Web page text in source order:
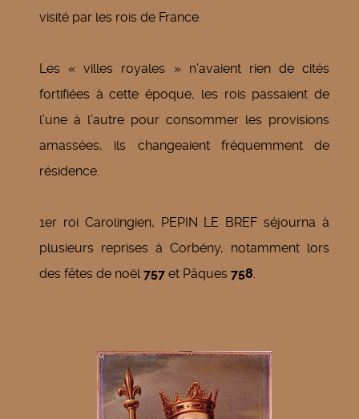
visité par les rois de France.
Les « villes royales » n’avaient rien de cités
fortifiées à cette époque, les rois passaient de
l’une à l’autre pour consommer les provisions
amassées, ils changeaient fréquemment de
résidence.
1er roi Carolingien, PEPIN LE BREF séjourna à
plusieurs reprises à Corbény, notamment lors
des fêtes de noël757 et Pâques 758.